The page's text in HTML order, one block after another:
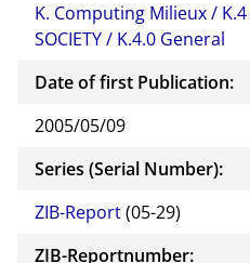
K. Computing Milieux / K.4
SOCIETY / K.4.0 General
Date of first Publication:
2005/05/09
Series (Serial Number):
ZIB-Report(05-29)
ZIB-Reportnumber: